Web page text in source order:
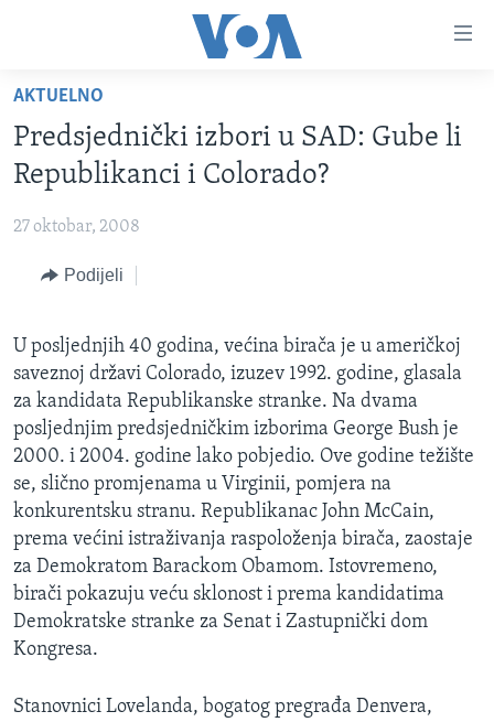
glavni
sadržaj
Pređi
na
glavnu
TV PROGRAM
FOTOGRAFIJE DANA
VIJESTI
SJEDINJENE AMERIČKE DRŽAVE
SVIJET
NAUKA I TEHNOLOGIJA
KORUPCIJA
SLOBODA MEDIJA
ŽENSKA STRANA
IZBJEGLIČKA STRANA
MAGAZIN
O GLASU AMERIKE
Learning English
AKTUELNO
Predsjednički izbori u SAD: Gube li
Republikanci i Colorado?
27 oktobar, 2008
Podijeli
U posljednjih 40 godina, većina birača je u američkoj
saveznoj državi Colorado, izuzev 1992. godine, glasala
za kandidata Republikanske stranke. Na dvama
posljednjim predsjedničkim izborima George Bush je
2000. i 2004. godine lako pobjedio. Ove godine težište
se, slično promjenama u Virginii, pomjera na
konkurentsku stranu. Republikanac John McCain,
prema većini istraživanja raspoloženja birača, zaostaje
za Demokratom Barackom Obamom. Istovremeno,
birači pokazuju veću sklonost i prema kandidatima
Demokratske stranke za Senat i Zastupnički dom
Kongresa.
Stanovnici Lovelanda, bogatog pregrađa Denvera,